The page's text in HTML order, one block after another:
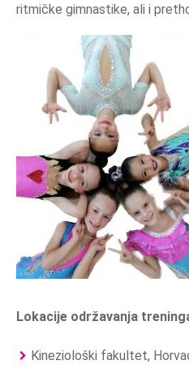
ritmičke gimnastike, ali i
Lokacije održavanja
Kineziološki fakultet,